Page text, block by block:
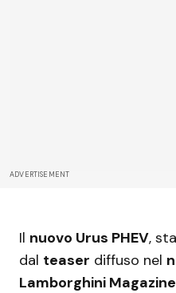
ADVERTISEMENT
Il nuovo Urus PHEV,
dal teaser diffuso nel
Lamborghini Magazine